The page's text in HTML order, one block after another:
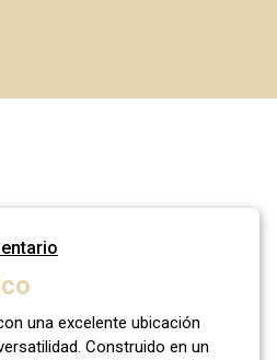
una excelente ubicación
Construido en un